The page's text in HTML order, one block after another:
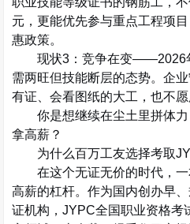
元，更能优先参与重点工程项
惠政策。
现状3 ：竞争在变——2026
需两旺但技能断层的态势。企
有证、会看图纸的大工，也不
你是想继续在尘土里拼体
拿高薪？
为什么百万工友选择考取
在这个无证无价的时代，
高薪的杠杆。作为国内创办早
证机构，JYPC全国职业资格考